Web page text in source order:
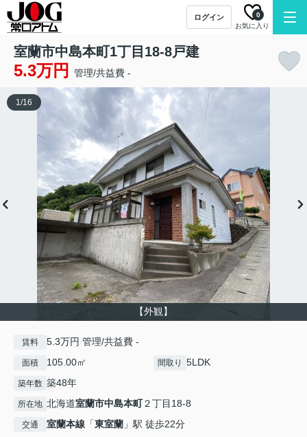
ログイン
お気に入り
0
室蘭市中島本町1丁目18-8戸建
5.3万円 管理/共益費 -
【外観】
1/16
賃料 5.3万円 管理/共益費 -
面積 105.00㎡ 間取り 5LDK
築年数 築48年
所在地 北海道室蘭市中島本町２丁目18-8
交通 室蘭本線 「東室蘭 」駅 徒歩22分